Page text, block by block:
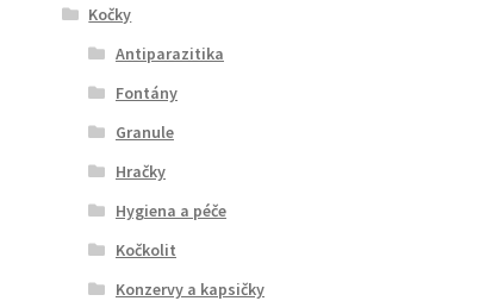
Kočky
Antiparazitika
Fontány
Granule
Hračky
Hygiena a péče
Kočkolit
Konzervy a kapsičky